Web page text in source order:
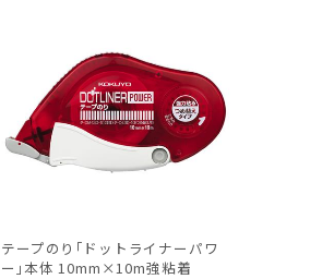
テープのり｢ドットライナーパワ
ー｣本体 10mm×10m強粘着